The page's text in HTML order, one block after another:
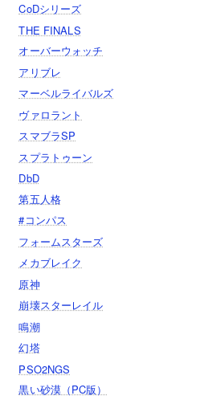
CoDシリーズ
THE FINALS
オーバーウォッチ
アリブレ
マーベルライバルズ
ヴァロラント
スマブラSP
スプラトゥーン
DbD
第五人格
#コンパス
フォームスターズ
メカブレイク
原神
崩壊スターレイル
鳴潮
幻塔
PSO2NGS
黒い砂漠（PC版）